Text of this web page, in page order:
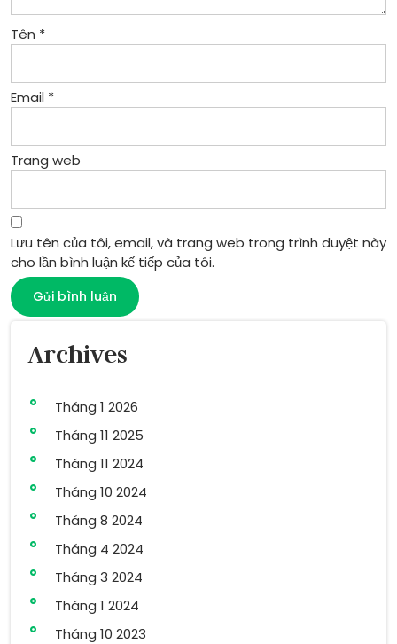
Tên *
Email *
Trang web
Lưu tên của tôi, email, và trang web trong trình duyệt này
cho lần bình luận kế tiếp của tôi.
Archives
Tháng 1 2026
Tháng 11 2025
Tháng 11 2024
Tháng 10 2024
Tháng 8 2024
Tháng 4 2024
Tháng 3 2024
Tháng 1 2024
Tháng 10 2023